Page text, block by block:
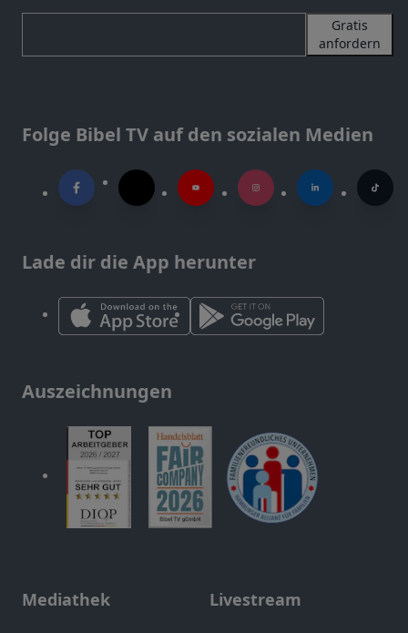
Gratis
anfordern
Folge Bibel TV auf den sozialen Medien
Lade dir die App herunter
Auszeichnungen
Mediathek Livestream